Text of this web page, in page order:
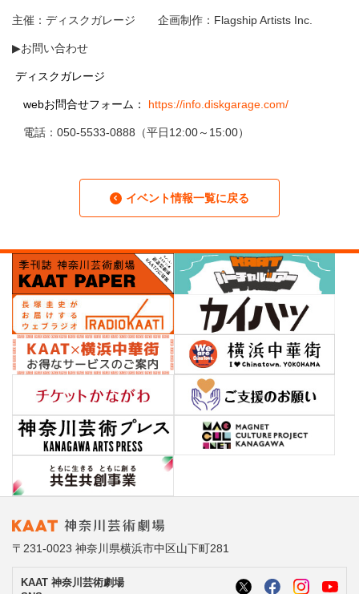
主催：ディスクガレージ 企画制作：Flagship Artists Inc.
▶お問い合わせ
ディスクガレージ
webお問合せフォーム： https://info.diskgarage.com/
電話：050-5533-0888（平日12:00～15:00）
イベント情報一覧に戻る
〒231-0023 神奈川県横浜市中区山下町281
KAAT 神奈川芸術劇場